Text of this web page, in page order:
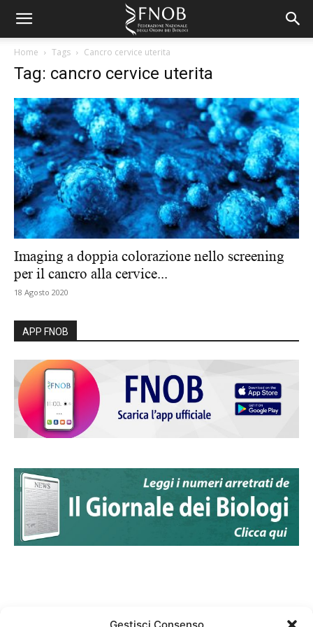
Home Tags Cancro cervice uterita
Tag: cancro cervice uterita
Imaging a doppia colorazione nello screening
per il cancro alla cervice...
18 Agosto 2020
APP FNOB